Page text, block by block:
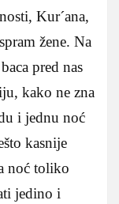
Kur´ana,
žene. Na
pred nas
kako ne zna
i jednu noć
kasnije
noć toliko
jedino i